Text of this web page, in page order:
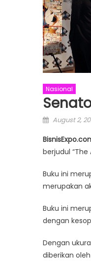
Nasional
Posted
August 2,
berjudul “The
Buku ini
merupakan
Buku ini
dengan
Dengan
diberikan